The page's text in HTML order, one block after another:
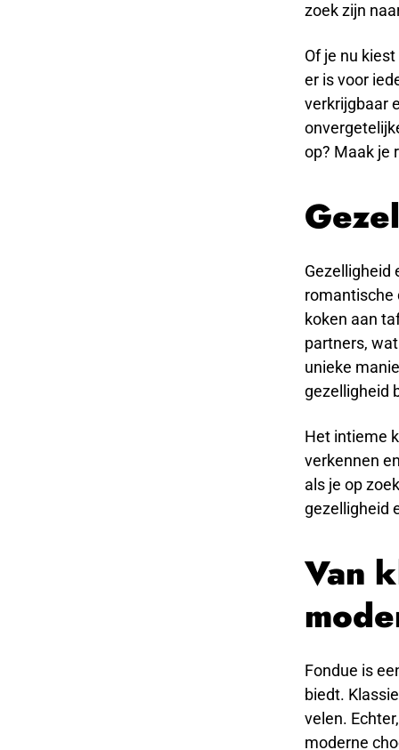
zoek zijn
Of je nu
er is voor
verkrijgbaar
op? Maak je
Gezelligheid
romantische
koken aan
partners,
unieke
gezelligheid
Het intieme
verkennen
als je op
gezelligheid
Van
Fondue is
biedt.
velen.
moderne